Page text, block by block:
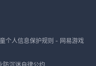
个人信息保护规则 - 网易游戏